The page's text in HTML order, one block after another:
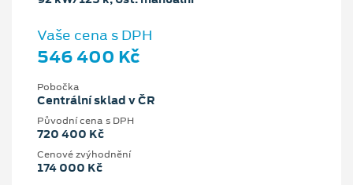
Vaše cena s DPH
546 400 Kč
Pobočka
Centrální sklad v ČR
Původní cena s DPH
720 400 Kč
Cenové zvýhodnění
174 000 Kč